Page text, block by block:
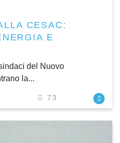
CESAC:
E
del Nuovo
la...
73